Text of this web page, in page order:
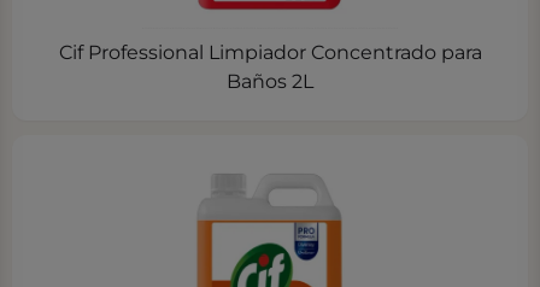
Cif Professional Limpiador Concentrado para
Baños 2L